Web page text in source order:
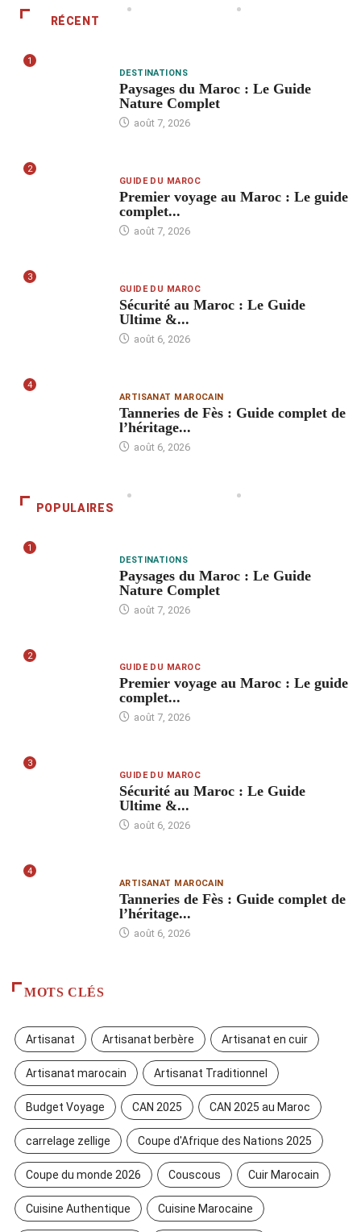
RÉCENT
1
DESTINATIONS
Paysages du Maroc : Le Guide
Nature Complet
août 7, 2026
2
GUIDE DU MAROC
Premier voyage au Maroc : Le guide
complet...
août 7, 2026
3
GUIDE DU MAROC
Sécurité au Maroc : Le Guide
Ultime &...
août 6, 2026
4
ARTISANAT MAROCAIN
Tanneries de Fès : Guide complet de
l’héritage...
août 6, 2026
POPULAIRES
1
DESTINATIONS
Paysages du Maroc : Le Guide
Nature Complet
août 7, 2026
2
GUIDE DU MAROC
Premier voyage au Maroc : Le guide
complet...
août 7, 2026
3
GUIDE DU MAROC
Sécurité au Maroc : Le Guide
Ultime &...
août 6, 2026
4
ARTISANAT MAROCAIN
Tanneries de Fès : Guide complet de
l’héritage...
août 6, 2026
MOTS CLÉS
Artisanat Artisanat berbère Artisanat en cuir
Artisanat marocain Artisanat Traditionnel
Budget Voyage CAN 2025 CAN 2025 au Maroc
carrelage zellige Coupe d'Afrique des Nations 2025
Coupe du monde 2026 Couscous Cuir Marocain
Cuisine Authentique Cuisine Marocaine